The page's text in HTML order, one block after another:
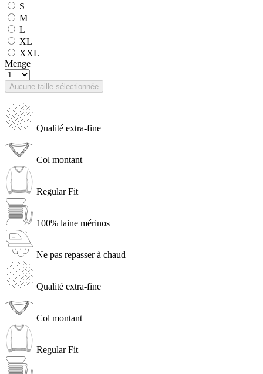
S
M
L
XL
XXL
Menge
Aucune taille sélectionnée
Qualité extra-fine
Col montant
Regular Fit
100% laine mérinos
Ne pas repasser à chaud
Qualité extra-fine
Col montant
Regular Fit